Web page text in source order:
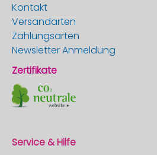
Kontakt
Versandarten
Zahlungsarten
Newsletter Anmeldung
Zertifikate
Service & Hilfe